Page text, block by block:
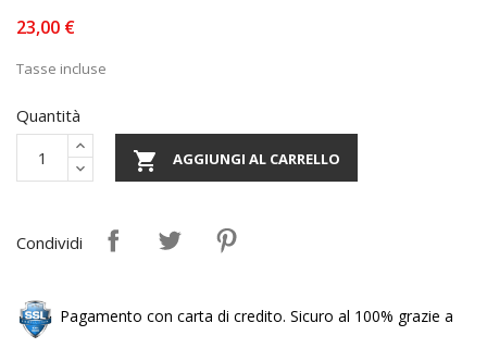
23,00 €
Tasse incluse
Quantità
 AGGIUNGI AL CARRELLO
Condividi
Pagamento con carta di credito. Sicuro al 100% grazie a